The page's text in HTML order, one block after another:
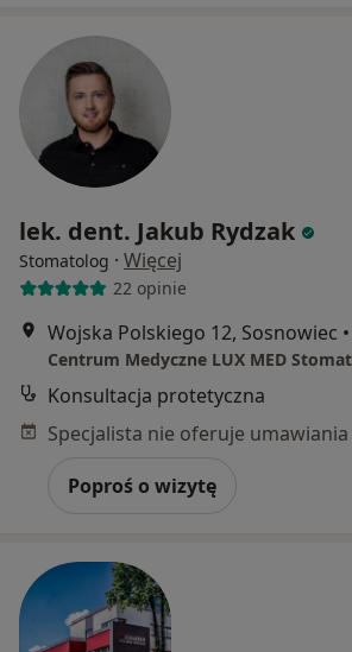
lek. dent. Jakub Rydzak
Stomatolog · Więcej
22 opinie
Wojska Polskiego 12, Sosnowiec •
Konsultacja protetyczna
Poproś o wizytę